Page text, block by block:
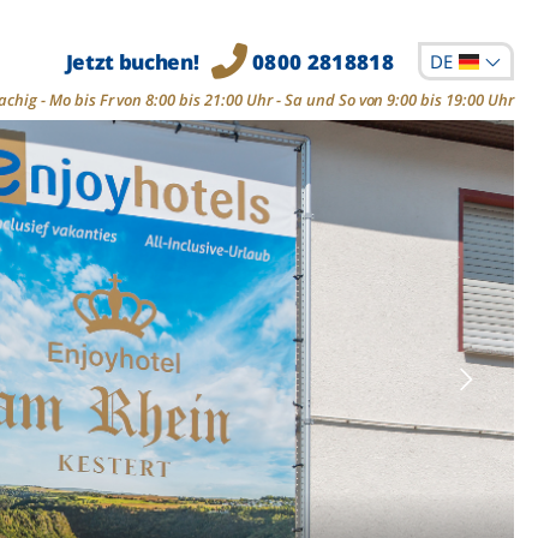
Jetzt buchen! 0800 2818818 DE
- Mo bis Fr von 8:00 bis 21:00 Uhr - Sa und So von 9:00 bis 19:00 Uhr